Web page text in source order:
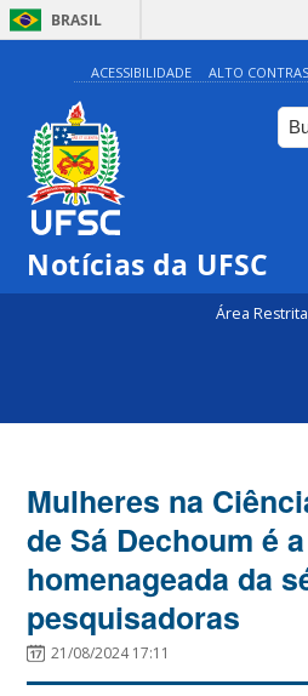
BRASIL
ACESSIBILIDADE ALTO
Notícias da UFSC
Área Restrita
Mulheres na
de Sá Dechoum é
homenageada da
pesquisadoras
21/08/2024 17:11